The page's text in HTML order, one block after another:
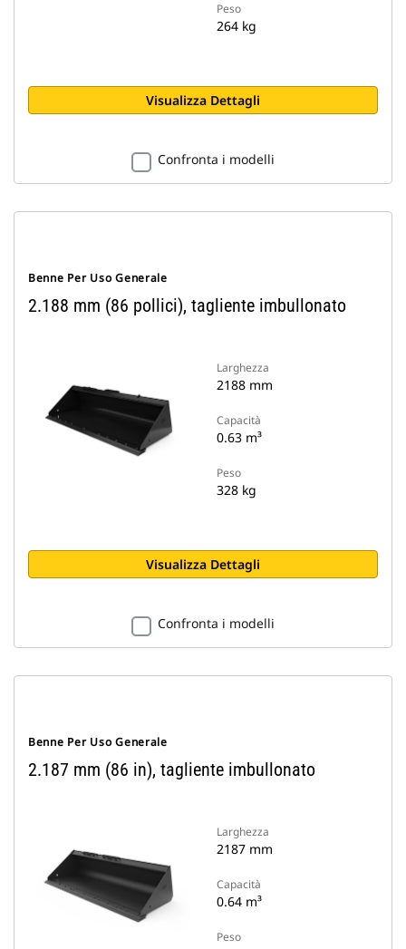
Peso
264 kg
Visualizza Dettagli
Confronta i modelli
Benne Per Uso Generale
2.188 mm (86 pollici), tagliente imbullonato
Larghezza
2188 mm
Capacità
0.63 m³
Peso
328 kg
Visualizza Dettagli
Confronta i modelli
Benne Per Uso Generale
2.187 mm (86 in), tagliente imbullonato
Larghezza
2187 mm
Capacità
0.64 m³
Peso